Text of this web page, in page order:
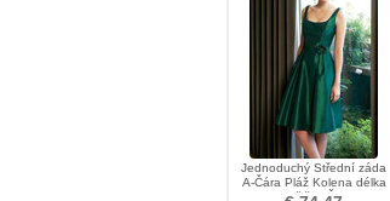
Jednoduchý Střední záda
A-Čára Pláž Kolena délka
Družička Šaty